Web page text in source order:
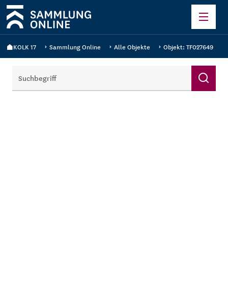
KOLK 17 Sammlung Online Alle Objekte Objekt: TF027649